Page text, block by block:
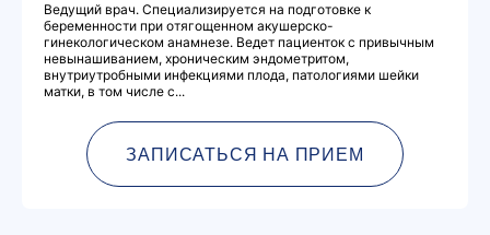
Ведущий врач. Специализируется на подготовке к
беременности при отягощенном акушерско-
гинекологическом анамнезе. Ведет пациенток с привычным
невынашиванием, хроническим эндометритом,
внутриутробными инфекциями плода, патологиями шейки
матки, в том числе с...
ЗАПИСАТЬСЯ НА ПРИЕМ